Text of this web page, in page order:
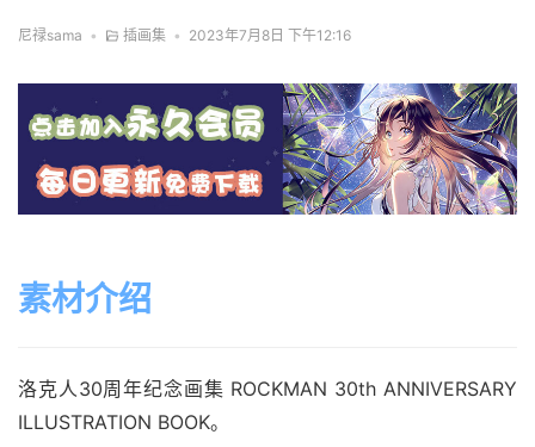
尼禄sama • 插画集 • 2023年7月8日 下午12:16
素材介绍
洛克人30周年纪念画集 ROCKMAN 30th ANNIVERSARY
ILLUSTRATION BOOK。